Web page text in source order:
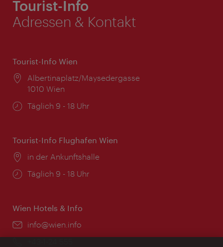
Tourist-Info
Adressen & Kontakt
Tourist-Info Wien
Ort:
Albertinaplatz/Maysedergasse
1010 Wien
Öffnungszeiten:
Täglich 9 - 18 Uhr
Tourist-Info Flughafen Wien
Ort:
in der Ankunftshalle
Öffnungszeiten:
Täglich 9 - 18 Uhr
Wien Hotels & Info
Email:
info@wien.info